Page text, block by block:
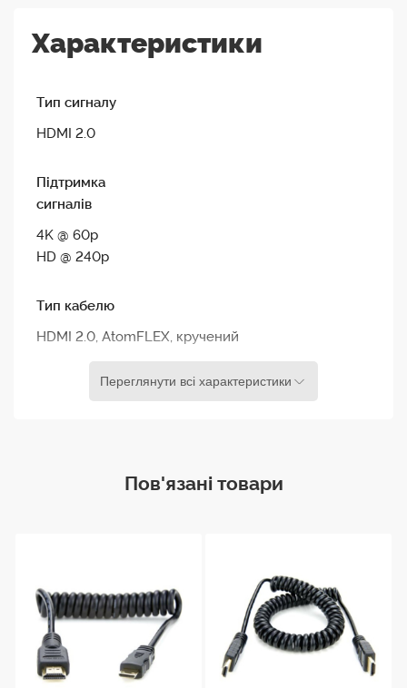
щільною фіксацією роз`єму в гнізді. Гнучкий
кабелю - від 30 см у вільному стані до 60 см у
розтягнутому.
Основні властивості
Підтримка HDMI 2.0
або HD до 240р.
Щільна фіксація роз`ємів у гнізді
Характеристики
Тип сигналу
HDMI 2.0
Підтримка
сигналів
4K @ 60p
HD @ 240p
Тип кабелю
HDMI 2.0, AtomFLEX, кручений
30 см
Довжина
макс.
Переглянути всі характеристики
Пов'язані товари